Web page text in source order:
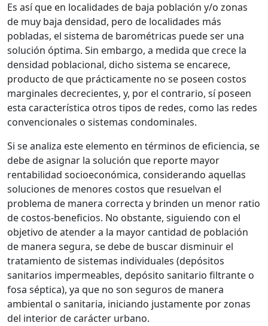
Es así que en localidades de baja población y/o zonas
de muy baja densidad, pero de localidades más
pobladas, el sistema de barométricas puede ser una
solución óptima. Sin embargo, a medida que crece la
densidad poblacional, dicho sistema se encarece,
producto de que prácticamente no se poseen costos
marginales decrecientes, y, por el contrario, sí poseen
esta característica otros tipos de redes, como las redes
convencionales o sistemas condominales.
Si se analiza este elemento en términos de eficiencia, se
debe de asignar la solución que reporte mayor
rentabilidad socioeconómica, considerando aquellas
soluciones de menores costos que resuelvan el
problema de manera correcta y brinden un menor ratio
de costos-beneficios. No obstante, siguiendo con el
objetivo de atender a la mayor cantidad de población
de manera segura, se debe de buscar disminuir el
tratamiento de sistemas individuales (depósitos
sanitarios impermeables, depósito sanitario filtrante o
fosa séptica), ya que no son seguros de manera
ambiental o sanitaria, iniciando justamente por zonas
del interior de carácter urbano.